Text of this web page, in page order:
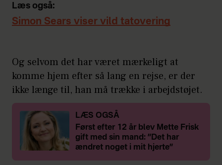
Læs også:
Simon Sears viser vild tatovering
Og selvom det har været mærkeligt at
komme hjem efter så lang en rejse, er der
ikke længe til, han må trække i arbejdstøjet.
LÆS OGSÅ
Først efter 12 år blev Mette Frisk
gift med sin mand: ”Det har
ændret noget i mit hjerte”